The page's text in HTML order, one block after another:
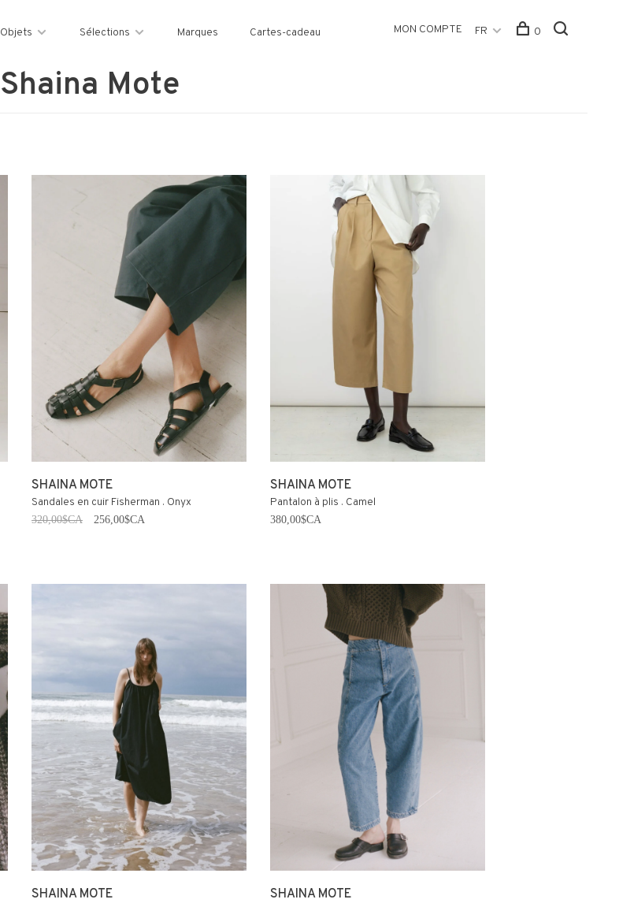
Objets Sélections Marques Cartes-cadeau MON COMPTE FR 0
Shaina Mote
SHAINA MOTE
Sandales en cuir Fisherman . Onyx
320,00$CA 256,00$CA
SHAINA MOTE
Pantalon à plis . Camel
380,00$CA
SHAINA MOTE SHAINA MOTE